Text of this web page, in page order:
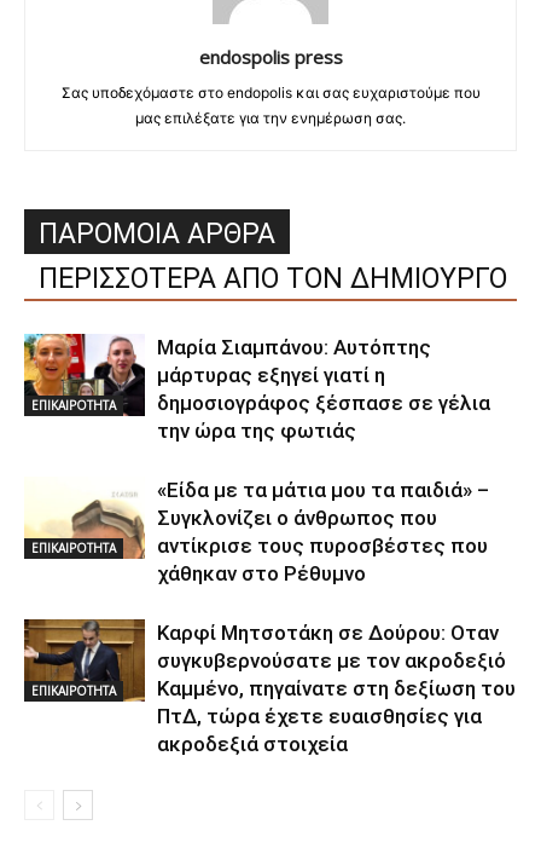
endospolis press
Σας υποδεχόμαστε στο endopolis και σας ευχαριστούμε που
μας επιλέξατε για την ενημέρωση σας.
ΠΑΡΟΜΟΙΑ ΑΡΘΡΑ
ΠΕΡΙΣΣΟΤΕΡΑ ΑΠΟ ΤΟΝ ΔΗΜΙΟΥΡΓΟ
ΕΠΙΚΑΙΡΟΤΗΤΑ
Μαρία Σιαμπάνου: Αυτόπτης
μάρτυρας εξηγεί γιατί η
δημοσιογράφος ξέσπασε σε γέλια
την ώρα της φωτιάς
ΕΠΙΚΑΙΡΟΤΗΤΑ
«Είδα με τα μάτια μου τα παιδιά» –
Συγκλονίζει ο άνθρωπος που
αντίκρισε τους πυροσβέστες που
χάθηκαν στο Ρέθυμνο
ΕΠΙΚΑΙΡΟΤΗΤΑ
Καρφί Μητσοτάκη σε Δούρου: Οταν
συγκυβερνούσατε με τον ακροδεξιό
Καμμένο, πηγαίνατε στη δεξίωση του
ΠτΔ, τώρα έχετε ευαισθησίες για
ακροδεξιά στοιχεία